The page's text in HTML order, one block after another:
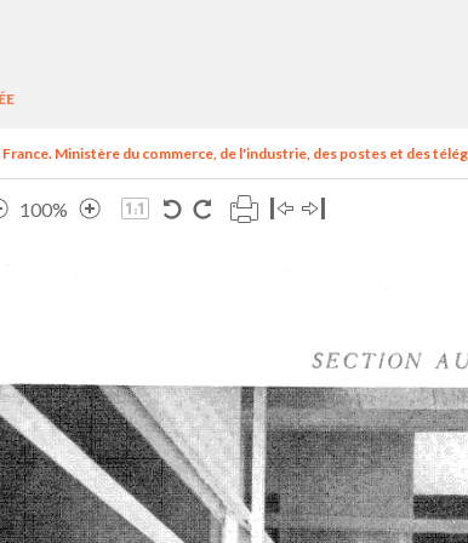
France. Ministère du commerce, de l'industrie, des postes et des
100%